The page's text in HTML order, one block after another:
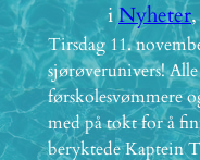
iNyheter,
Tirsdag 11.
sjørøverunivers!
førskolesvømmere
med på tokt for å
beryktede Kaptein